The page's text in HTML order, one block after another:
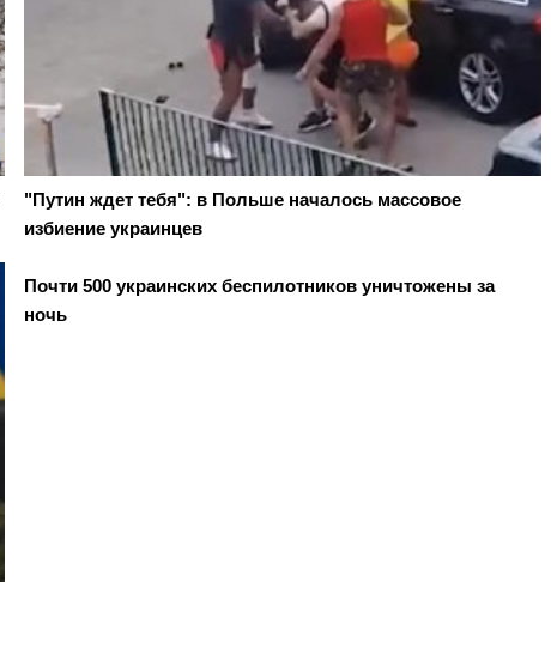
"Путин ждет тебя": в Польше началось массовое
избиение украинцев
Почти 500 украинских беспилотников уничтожены за
ночь